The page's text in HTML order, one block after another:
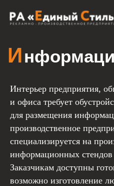
стенды
Интерьер предприятия,
и офиса требует
для размещения
производственное
специализируется на
информационных стендов
Заказчикам доступны
возможно изготовление
О